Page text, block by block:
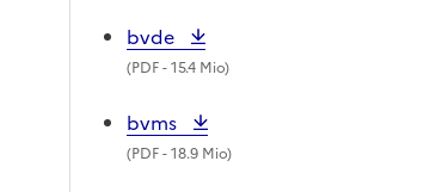
bvde
(PDF- 15.4 Mio)
bvms
(PDF- 18.9 Mio)